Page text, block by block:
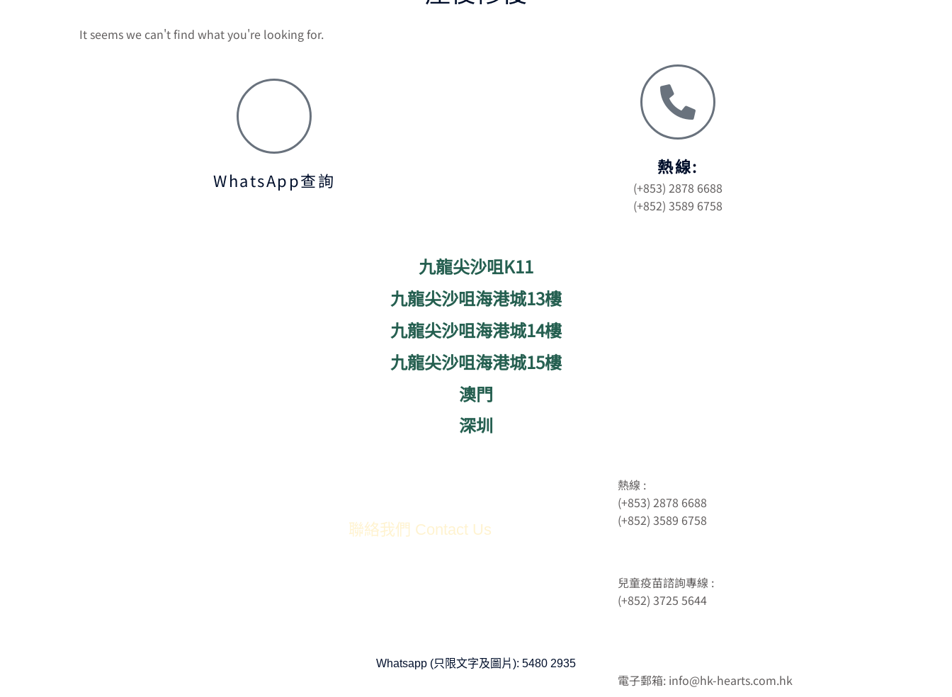
It seems we can't find what you're looking for.
WhatsApp查詢
熱線:
(+853) 2878 6688
(+852) 3589 6758
九龍尖沙咀K11
九龍尖沙咀海港城13樓
九龍尖沙咀海港城14樓
九龍尖沙咀海港城15樓
澳門
深圳
聯絡我們 Contact Us
Whatsapp (只限文字及圖片): 5480 2935
熱線 :
(+853) 2878 6688
(+852) 3589 6758
兒童疫苗諮詢專線 :
(+852) 3725 5644
電子郵箱: info@hk-hearts.com.hk